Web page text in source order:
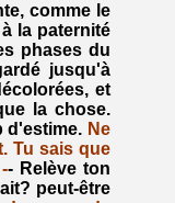
comme le
la paternité
phases du
jusqu'à
et
la chose.
d'estime. Ne
Tu sais que
- Relève ton
peut-être